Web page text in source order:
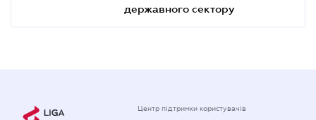
державного сектору
Центр підтримки користувачів